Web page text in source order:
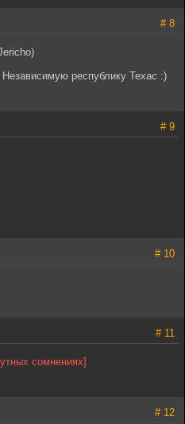
# 8
республику Техас :)
# 9
# 10
# 11
сомнениях]
# 12